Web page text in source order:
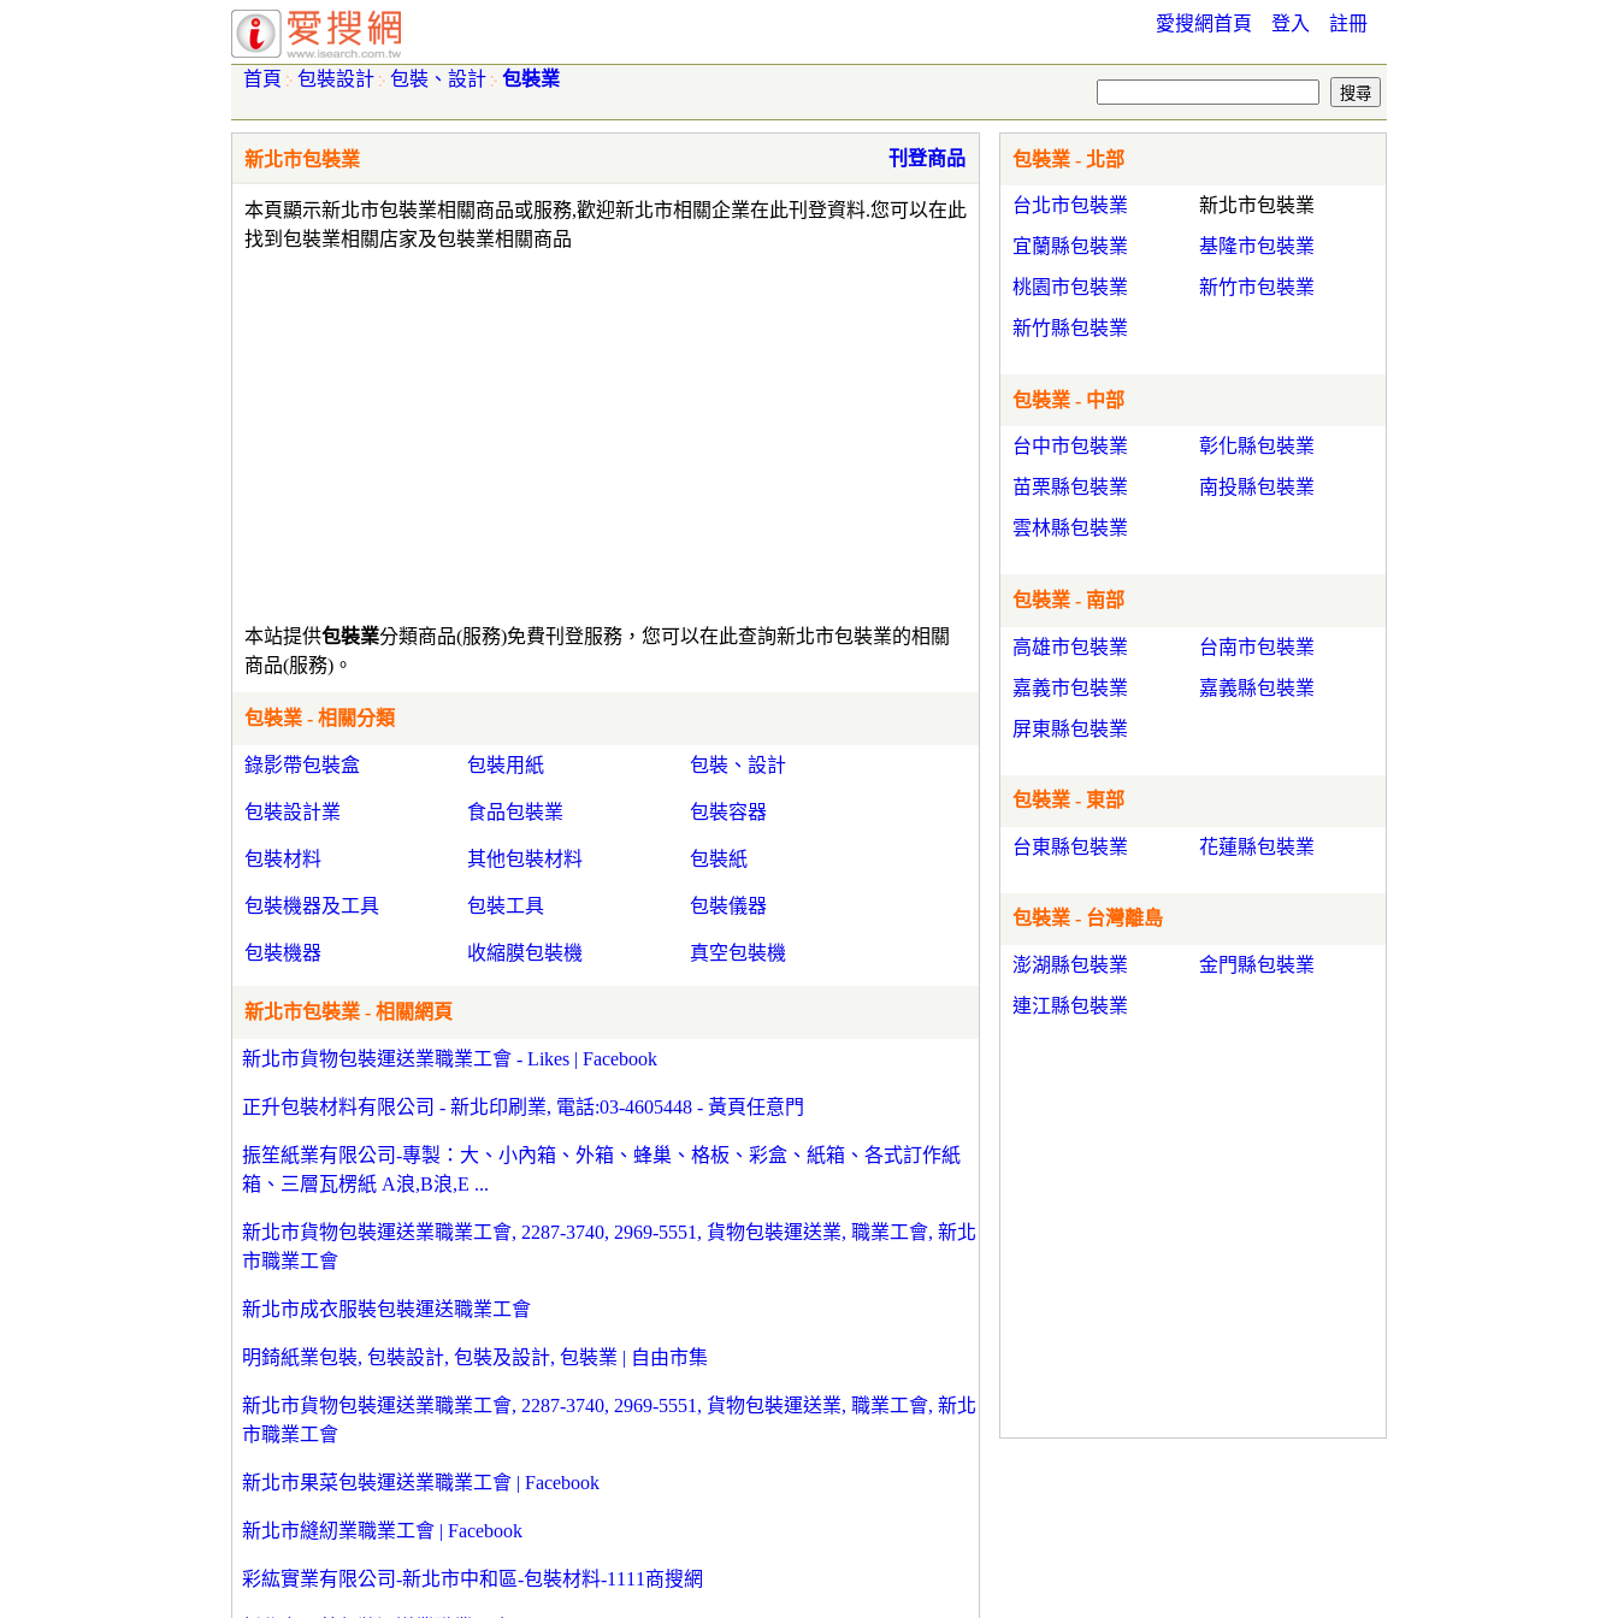
愛搜網首頁 登入 註冊
首頁 包裝設計 包裝、設計 包裝業
新北市包裝業
本頁顯示新北市包裝業相關商品或服務,歡迎新北市相關企業在此刊登資料.您可以在此
找到包裝業相關店家及包裝業相關商品
刊登商品
本站提供包裝業分類商品(服務)免費刊登服務，您可以在此查詢新北市包裝業的相關
商品(服務)。
包裝業 - 相關分類
錄影帶包裝盒 包裝用紙 包裝、設計
包裝設計業 食品包裝業 包裝容器
包裝材料 其他包裝材料 包裝紙
包裝機器及工具 包裝工具 包裝儀器
包裝機器 收縮膜包裝機 真空包裝機
新北市包裝業 - 相關網頁
新北市貨物包裝運送業職業工會 - Likes | Facebook
正升包裝材料有限公司 - 新北印刷業, 電話:03-4605448 - 黃頁任意門
振笙紙業有限公司-專製：大、小內箱、外箱、蜂巢、格板、彩盒、紙箱、各式訂作紙
箱、三層瓦楞紙 A浪,B浪,E ...
新北市貨物包裝運送業職業工會, 2287-3740, 2969-5551, 貨物包裝運送業, 職業工會, 新北
市職業工會
新北市成衣服裝包裝運送職業工會
明錡紙業包裝, 包裝設計, 包裝及設計, 包裝業 | 自由市集
新北市貨物包裝運送業職業工會, 2287-3740, 2969-5551, 貨物包裝運送業, 職業工會, 新北
市職業工會
新北市果菜包裝運送業職業工會 | Facebook
新北市縫紉業職業工會 | Facebook
彩紘實業有限公司-新北市中和區-包裝材料-1111商搜網
包裝業 - 北部
台北市包裝業
新北市包裝業
宜蘭縣包裝業
基隆市包裝業
桃園市包裝業
新竹市包裝業
新竹縣包裝業
包裝業 - 中部
台中市包裝業
彰化縣包裝業
苗栗縣包裝業
南投縣包裝業
雲林縣包裝業
包裝業 - 南部
高雄市包裝業
台南市包裝業
嘉義市包裝業
嘉義縣包裝業
屏東縣包裝業
包裝業 - 東部
台東縣包裝業 花蓮縣包裝業
包裝業 - 台灣離島
澎湖縣包裝業
金門縣包裝業
連江縣包裝業